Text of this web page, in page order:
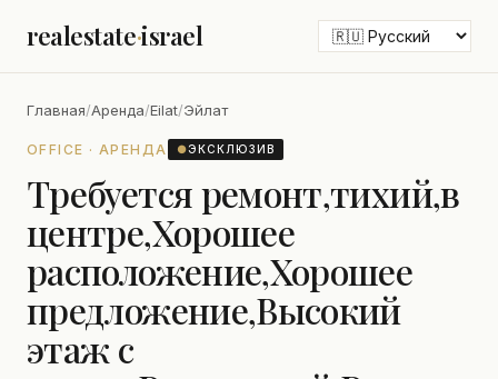
realestate·israel
Главная/Аренда/Eilat/Эйлат
OFFICE · АРЕНДА ●ЭКСКЛЮЗИВ
Требуется ремонт,тихий,в
центре,Хорошее
расположение,Хорошее
предложение,Высокий
этаж с